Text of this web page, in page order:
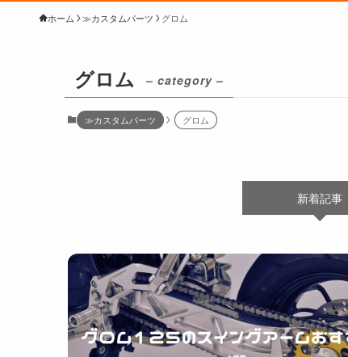
ホーム ≫カスタムパーツ グロム
グロム – category –
≫カスタムパーツ グロム
新着記事